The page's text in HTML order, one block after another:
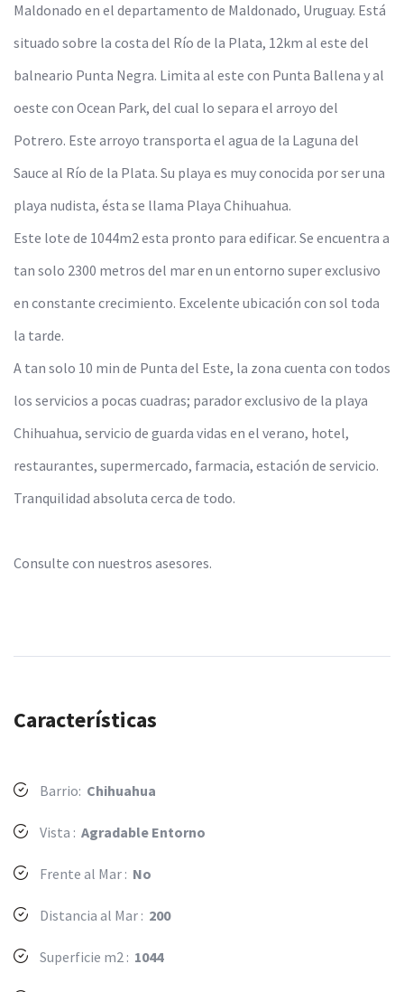
Maldonado en el departamento de Maldonado, Uruguay. Está
situado sobre la costa del Río de la Plata, 12km al este del
balneario Punta Negra. Limita al este con Punta Ballena y al
oeste con Ocean Park, del cual lo separa el arroyo del
Potrero. Este arroyo transporta el agua de la Laguna del
Sauce al Río de la Plata. Su playa es muy conocida por ser una
playa nudista, ésta se llama Playa Chihuahua.
Este lote de 1044m2 esta pronto para edificar. Se encuentra a
tan solo 2300 metros del mar en un entorno super exclusivo
en constante crecimiento. Excelente ubicación con sol toda
la tarde.
A tan solo 10 min de Punta del Este, la zona cuenta con todos
los servicios a pocas cuadras; parador exclusivo de la playa
Chihuahua, servicio de guarda vidas en el verano, hotel,
restaurantes, supermercado, farmacia, estación de servicio.
Tranquilidad absoluta cerca de todo.
Consulte con nuestros asesores.
Características
Barrio: Chihuahua
Vista : Agradable Entorno
Frente al Mar : No
Distancia al Mar : 200
Superficie m2 : 1044